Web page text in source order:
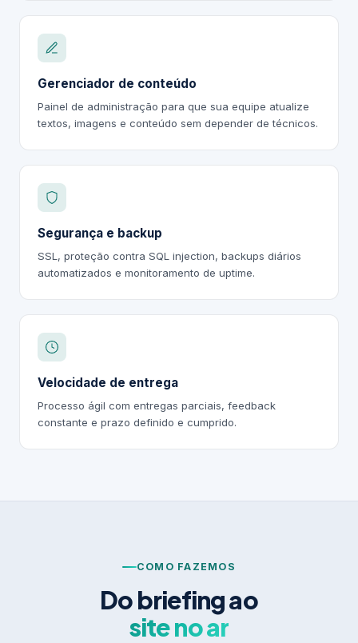
Gerenciador de conteúdo
Painel de administração para que sua equipe atualize
textos, imagens e conteúdo sem depender de técnicos.
Segurança e backup
SSL, proteção contra SQL injection, backups diários
automatizados e monitoramento de uptime.
Velocidade de entrega
Processo ágil com entregas parciais, feedback
constante e prazo definido e cumprido.
COMO FAZEMOS
Do briefing ao
site no ar